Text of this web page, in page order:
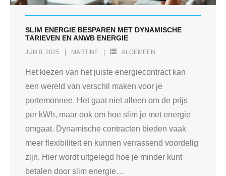
SLIM ENERGIE BESPAREN MET DYNAMISCHE
TARIEVEN EN ANWB ENERGIE
JUN 8, 2025 MARTINE ALGEMEEN
Het kiezen van het juiste energiecontract kan
een wereld van verschil maken voor je
portemonnee. Het gaat niet alleen om de prijs
per kWh, maar ook om hoe slim je met energie
omgaat. Dynamische contracten bieden vaak
meer flexibiliteit en kunnen verrassend voordelig
zijn. Hier wordt uitgelegd hoe je minder kunt
betalen door slim energie…